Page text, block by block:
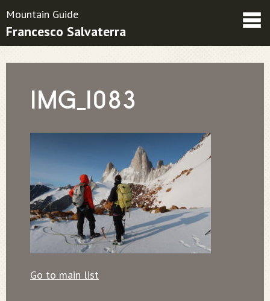
Friends
Mountain Guide
Francesco Salvaterra
IMG_1083
Go to main list